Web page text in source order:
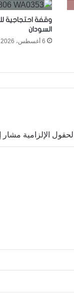
وقفة احتجاجية
السودان
6 أغسطس، 2026
الحقول الإلزامية مشار